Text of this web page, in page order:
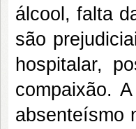
álcool, falta
são
hospitalar,
compaixão.
absenteísmo